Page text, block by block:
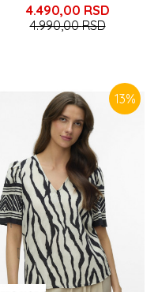
4.490,00 RSD
4.990,00RSD
13%